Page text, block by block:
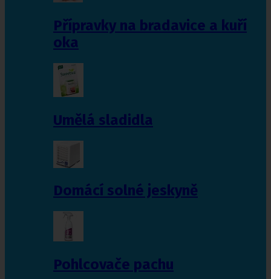
Přípravky na bradavice a kuří
oka
Umělá sladidla
Domácí solné jeskyně
Pohlcovače pachu